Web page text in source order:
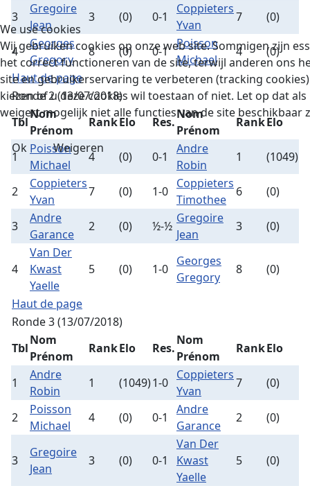
3
Gregoire
Jean
3 (0) 0-1
Coppieters
Yvan
7 (0)
4
Georges
Gregory
8 (0) 0-1
Poisson
Michael
4
(0)
Haut de page
Ronde 2 (13/07/2018)
Tbl
Nom
Prénom
RankElo Res.
Nom
Prénom
RankElo
1
Poisson
Michael
4 (0) 0-1
Andre
Robin
1 (1049)
2
Coppieters
Yvan
7 (0) 1-0
Coppieters
Timothee
6 (0)
3
Andre
Garance
2 (0) ½-½
Gregoire
Jean
3 (0)
4
Van Der
Kwast
Yaelle
5 (0) 1-0
Georges
Gregory
8 (0)
Haut de page
Ronde 3 (13/07/2018)
Tbl
Nom
Prénom
RankElo Res.
Nom
Prénom
RankElo
1
Andre
Robin
1 (1049)1-0
Coppieters
Yvan
7 (0)
2
Poisson
Michael
4 (0) 0-1
Andre
Garance
2 (0)
3
Gregoire
Jean
3 (0) 0-1
Van Der
Kwast
Yaelle
5 (0)
We use cookies
Wij gebruiken cookies op onze web site. Sommigen zijn
het correct functioneren van de site, terwijl anderen ons
site en gebruikerservaring te verbeteren (tracking
kiezen of u deze cookies wil toestaan of niet. Let op dat
weigert mogelijk niet alle functies van de site beschikbaar
Ok Weigeren